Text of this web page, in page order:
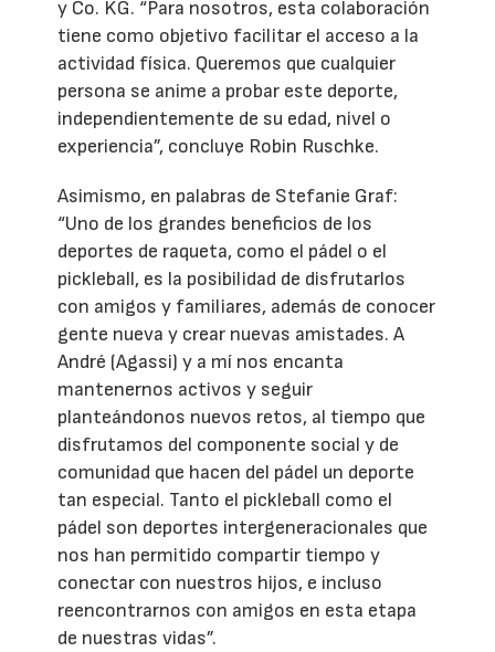
y Co. KG. “Para nosotros, esta colaboración
tiene como objetivo facilitar el acceso a la
actividad física. Queremos que cualquier
persona se anime a probar este deporte,
independientemente de su edad, nivel o
experiencia”, concluye Robin Ruschke.
Asimismo, en palabras de Stefanie Graf:
“Uno de los grandes beneficios de los
deportes de raqueta, como el pádel o el
pickleball, es la posibilidad de disfrutarlos
con amigos y familiares, además de conocer
gente nueva y crear nuevas amistades. A
André (Agassi) y a mí nos encanta
mantenernos activos y seguir
planteándonos nuevos retos, al tiempo que
disfrutamos del componente social y de
comunidad que hacen del pádel un deporte
tan especial. Tanto el pickleball como el
pádel son deportes intergeneracionales que
nos han permitido compartir tiempo y
conectar con nuestros hijos, e incluso
reencontrarnos con amigos en esta etapa
de nuestras vidas”.